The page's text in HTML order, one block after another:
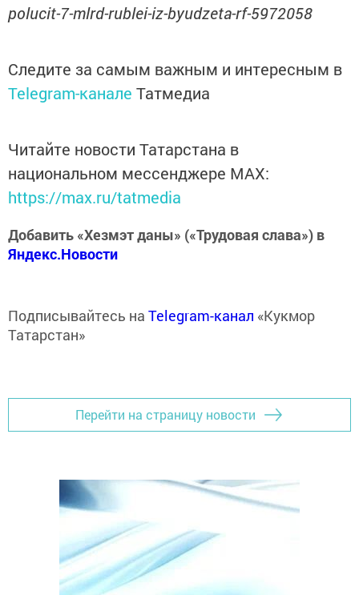
polucit-7-mlrd-rublei-iz-byudzeta-rf-5972058
Следите за самым важным и интересным в
Telegram-канале Татмедиа
Читайте новости Татарстана в
национальном мессенджере MАХ:
https://max.ru/tatmedia
Добавить «Хезмэт даны» («Трудовая слава») в
Яндекс.Новости
Подписывайтесь на Telegram-канал «Кукмор
Татарстан»
Перейти на страницу новости